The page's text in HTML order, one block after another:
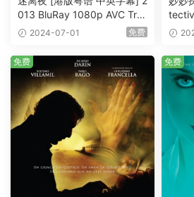
013 BluRay 1080p AVC Tru
eHD5.1 [BDISO 22.64GB]
2024-07-01 免费
免费 免费